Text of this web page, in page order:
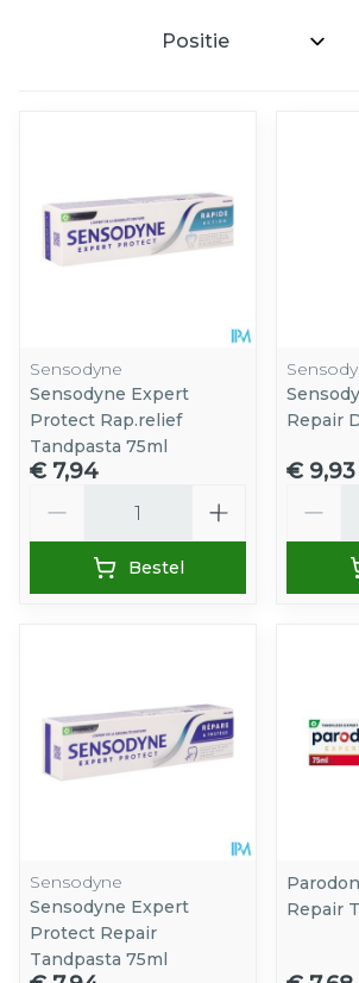
Sorteer op:
Sensodyne
Sensodyne Expert
Protect Rap.relief
Tandpasta 75ml
€ 7,94
Bestel
Repair
€ 9,93
Sensodyne
Sensodyne Expert
Protect Repair
Tandpasta 75ml
Repair